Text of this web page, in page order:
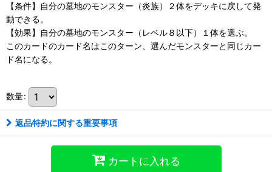
【条件】自分の墓地のモンスター（炎族）２体をデッキに戻して発
動できる。
【効果】自分の墓地のモンスター（レベル８以下）１体を選ぶ。
このカードのカード名はこのターン、選んだモンスターと同じカー
ド名になる。
数量:
返品特約に関する重要事項
カートに入れる